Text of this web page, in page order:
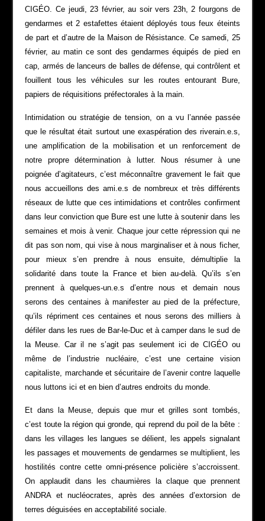
CIGÉO. Ce jeudi, 23 février, au soir vers 23h, 2 fourgons de
gendarmes et 2 estafettes étaient déployés tous feux éteints
de part et d’autre de la Maison de Résistance. Ce samedi, 25
février, au matin ce sont des gendarmes équipés de pied en
cap, armés de lanceurs de balles de défense, qui contrôlent et
fouillent tous les véhicules sur les routes entourant Bure,
papiers de réquisitions préfectorales à la main.
Intimidation ou stratégie de tension, on a vu l’année passée
que le résultat était surtout une exaspération des riverain.e.s,
une amplification de la mobilisation et un renforcement de
notre propre détermination à lutter. Nous résumer à une
poignée d’agitateurs, c’est méconnaître gravement le fait que
nous accueillons des ami.e.s de nombreux et très différents
réseaux de lutte que ces intimidations et contrôles confirment
dans leur conviction que Bure est une lutte à soutenir dans les
semaines et mois à venir. Chaque jour cette répression qui ne
dit pas son nom, qui vise à nous marginaliser et à nous ficher,
pour mieux s’en prendre à nous ensuite, démultiplie la
solidarité dans toute la France et bien au-delà. Qu’ils s’en
prennent à quelques-un.e.s d’entre nous et demain nous
serons des centaines à manifester au pied de la préfecture,
qu’ils répriment ces centaines et nous serons des milliers à
défiler dans les rues de Bar-le-Duc et à camper dans le sud de
la Meuse. Car il ne s’agit pas seulement ici de CIGÉO ou
même de l’industrie nucléaire, c’est une certaine vision
capitaliste, marchande et sécuritaire de l’avenir contre laquelle
nous luttons ici et en bien d’autres endroits du monde.
Et dans la Meuse, depuis que mur et grilles sont tombés,
c’est toute la région qui gronde, qui reprend du poil de la bête :
dans les villages les langues se délient, les appels signalant
les passages et mouvements de gendarmes se multiplient, les
hostilités contre cette omni-présence policière s’accroissent.
On applaudit dans les chaumières la claque que prennent
ANDRA et nucléocrates, après des années d’extorsion de
terres déguisées en acceptabilité sociale.